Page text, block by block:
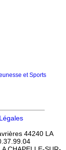
et Sports
44240 LA